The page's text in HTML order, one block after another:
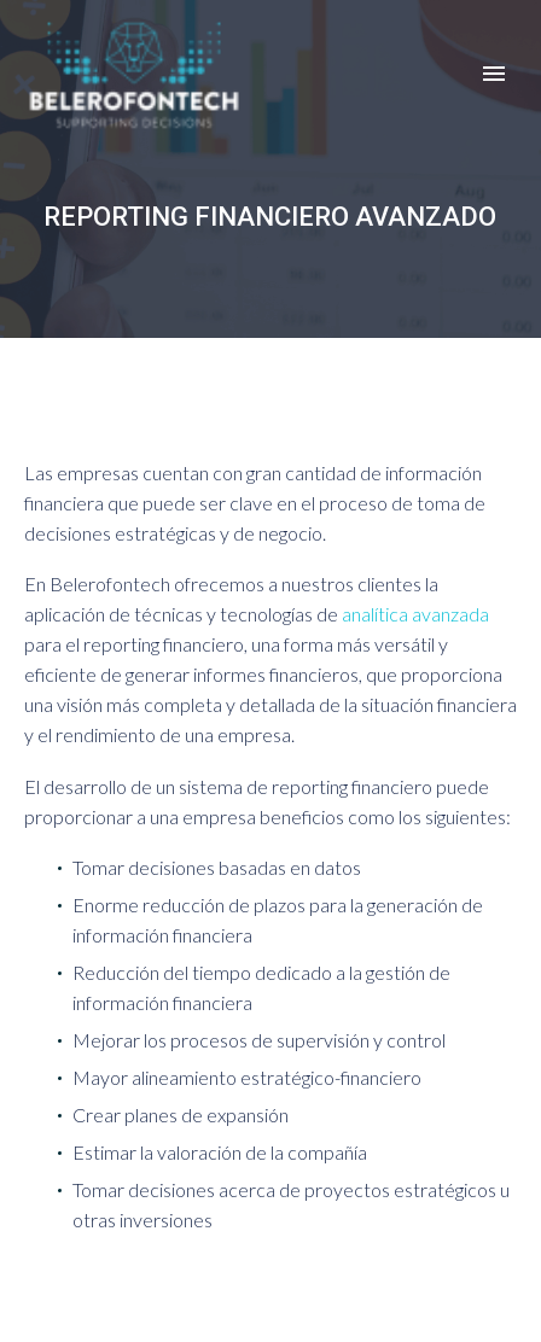
REPORTING FINANCIERO AVANZADO
Las empresas cuentan con gran cantidad de información
financiera que puede ser clave en el proceso de toma de
decisiones estratégicas y de negocio.
En Belerofontech ofrecemos a nuestros clientes la
aplicación de técnicas y tecnologías de analítica avanzada
para el reporting financiero, una forma más versátil y
eficiente de generar informes financieros, que proporciona
una visión más completa y detallada de la situación financiera
y el rendimiento de una empresa.
El desarrollo de un sistema de reporting financiero puede
proporcionar a una empresa beneficios como los siguientes:
Tomar decisiones basadas en datos
Enorme reducción de plazos para la generación de
información financiera
Reducción del tiempo dedicado a la gestión de
información financiera
Mejorar los procesos de supervisión y control
Mayor alineamiento estratégico-financiero
Crear planes de expansión
Estimar la valoración de la compañía
Tomar decisiones acerca de proyectos estratégicos u
otras inversiones